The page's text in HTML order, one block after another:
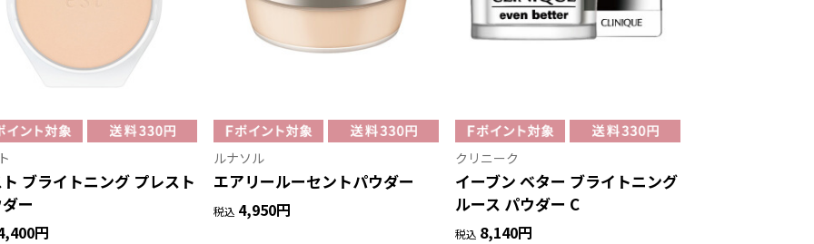
ブライトニング プレスト
ー
円
ルナソル
エアリールーセントパウダー
税込 4,950円
クリニーク
イーブン ベター ブライトニング
ルース パウダー C
税込 8,140円